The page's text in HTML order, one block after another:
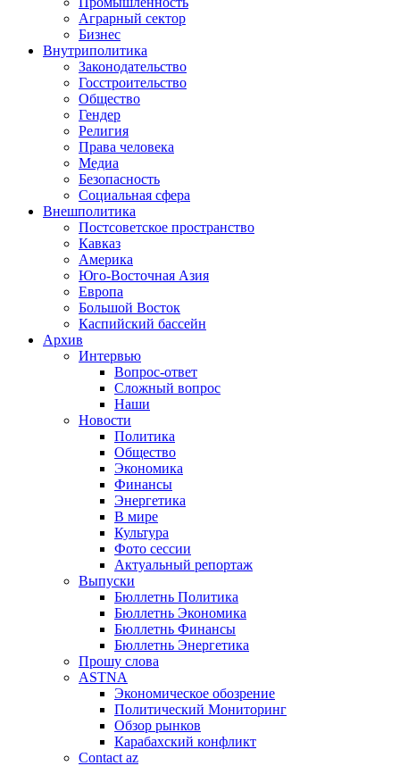
Аграрный сектор
Бизнес
Внутриполитика
Законодательство
Госстроительство
Общество
Гендер
Религия
Права человека
Медиа
Безопасность
Социальная сфера
Внешполитика
Постсоветское пространство
Кавказ
Америка
Юго-Восточная Азия
Европа
Большой Восток
Каспийский бассейн
Архив
Интервью
Вопрос-ответ
Сложный вопрос
Наши
Новости
Политика
Общество
Экономика
Финансы
Энергетика
В мире
Культура
Фото сессии
Актуальный репортаж
Выпуски
Бюллетнь Политика
Бюллетнь Экономика
Бюллетнь Финансы
Бюллетнь Энергетика
Прошу слова
ASTNA
Экономическое обозрение
Политический Мониторинг
Обзор рынков
Карабахский конфликт
Contact az